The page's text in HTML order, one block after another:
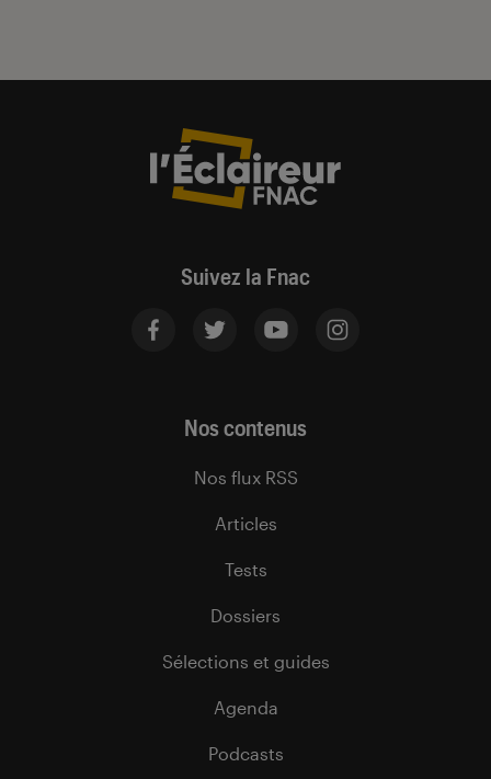
Suivez la Fnac
Nos contenus
Nos flux RSS
Articles
Tests
Dossiers
Sélections et guides
Agenda
Podcasts